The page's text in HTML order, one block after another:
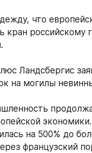
что
российскому
Ландсбергис
на могилы
на 500% до
французский